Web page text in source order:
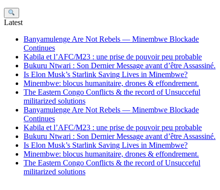
Search
Latest
Banyamulenge Are Not Rebels — Minembwe Blockade
Continues
Kabila et l’AFC/M23 : une prise de pouvoir peu probable
Bukuru Ntwari : Son Dernier Message avant d’être Assassiné.
Is Elon Musk’s Starlink Saving Lives in Minembwe?
Minembwe: blocus humanitaire, drones & effondrement.
The Eastern Congo Conflicts & the record of Unsucceful
militarized solutions
Banyamulenge Are Not Rebels — Minembwe Blockade
Continues
Kabila et l’AFC/M23 : une prise de pouvoir peu probable
Bukuru Ntwari : Son Dernier Message avant d’être Assassiné.
Is Elon Musk’s Starlink Saving Lives in Minembwe?
Minembwe: blocus humanitaire, drones & effondrement.
The Eastern Congo Conflicts & the record of Unsucceful
militarized solutions